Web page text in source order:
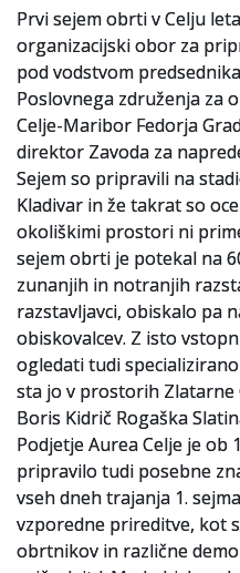
Publikacije
Prvi sejem obrti v Celju
organizacijski obor za
pod vodstvom
Poslovnega združenja za
Celje-Maribor Fedorja
direktor Zavoda za
Sejem so pripravili na
Kladivar in že takrat so
okoliškimi prostori ni
sejem obrti je potekal na
zunanjih in notranjih
razstavljavci, obiskalo pa
obiskovalcev. Z isto
ogledati tudi
sta jo v prostorih
Boris Kidrič Rogaška
Podjetje Aurea Celje je ob
pripravilo tudi posebne
vseh dneh trajanja 1.
vzporedne prireditve, kot
obrtnikov in različne